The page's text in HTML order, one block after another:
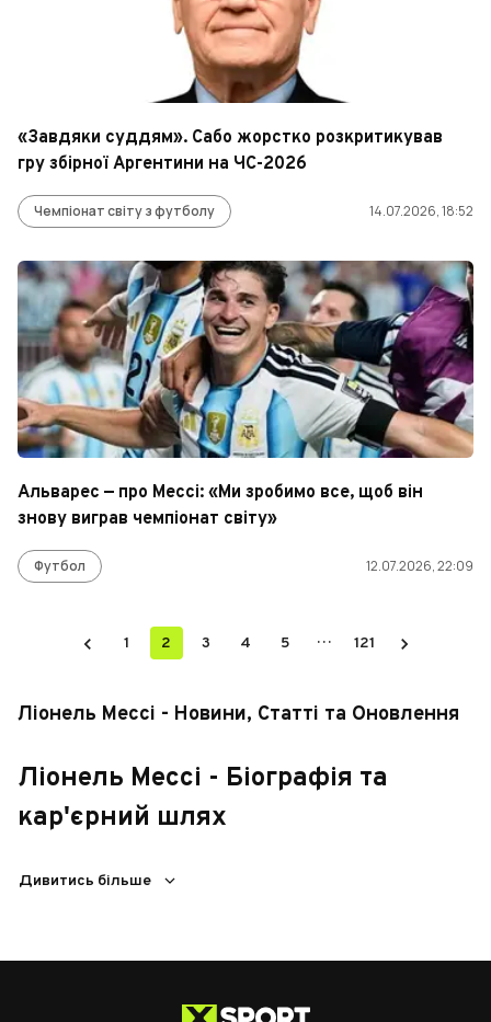
«Завдяки суддям». Сабо жорстко розкритикував
гру збірної Аргентини на ЧС-2026
Чемпіонат світу з футболу 14.07.2026, 18:52
Альварес — про Мессі: «Ми зробимо все, щоб він
знову виграв чемпіонат світу»
Футбол 12.07.2026, 22:09
1 2 3 4 5 … 121
Ліонель Мессі - Новини, Статті та Оновлення
Ліонель Мессі - Біографія та
кар'єрний шлях
Ліонель Мессі, народжений 24 червня 1987 року в Росаріо,
Аргентина, є одним з найвидатніших футболістів в історії.
У 2000 році Мессі переїхав до Іспанії, підписавши контракт
Дивитись більше